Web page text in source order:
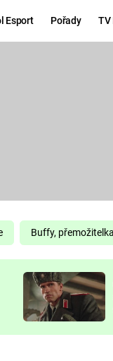
Esport Pořady TV
Buffy,